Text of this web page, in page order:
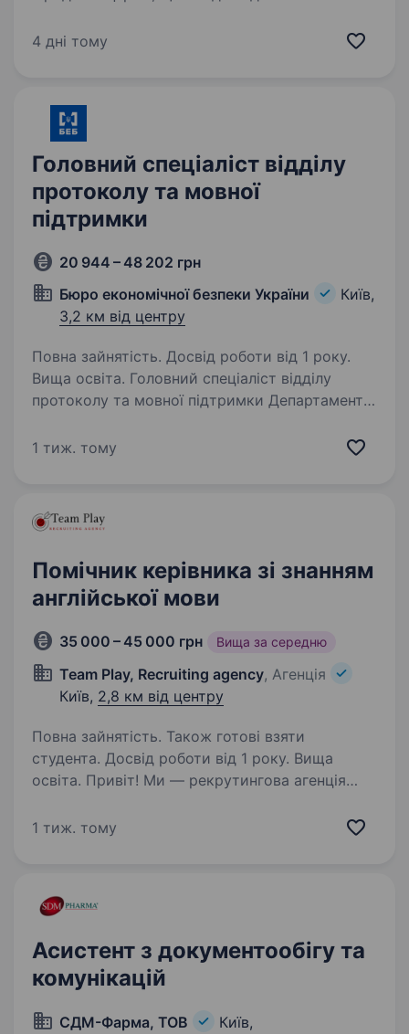
фірм України. Команда об'єднує талановитих
4 дні тому
Головний спеціаліст відділу
протоколу та мовної
підтримки
20 944 – 48 202 грн
Бюро економічної безпеки України
Київ,
3,2 км від центру
Повна зайнятість. Досвід роботи від 1 року.
Вища освіта. Головний спеціаліст відділу
протоколу та мовної підтримки Департаменту
взаємодії, стратегічного партнерства
1 тиж. тому
Помічник керівника зі знанням
англійської мови
35 000 – 45 000 грн Вища за середню
Team Play, Recruiting agency, Агенція
Київ, 2,8 км від центру
Повна зайнятість. Також готові взяти
студента. Досвід роботи від 1 року. Вища
освіта. Привіт! Ми — рекрутингова агенція
нашого партнера — власника бізнесу у сфері
1 тиж. тому
Асистент з документообігу та
комунікацій
СДМ-Фарма, ТОВ
Київ,